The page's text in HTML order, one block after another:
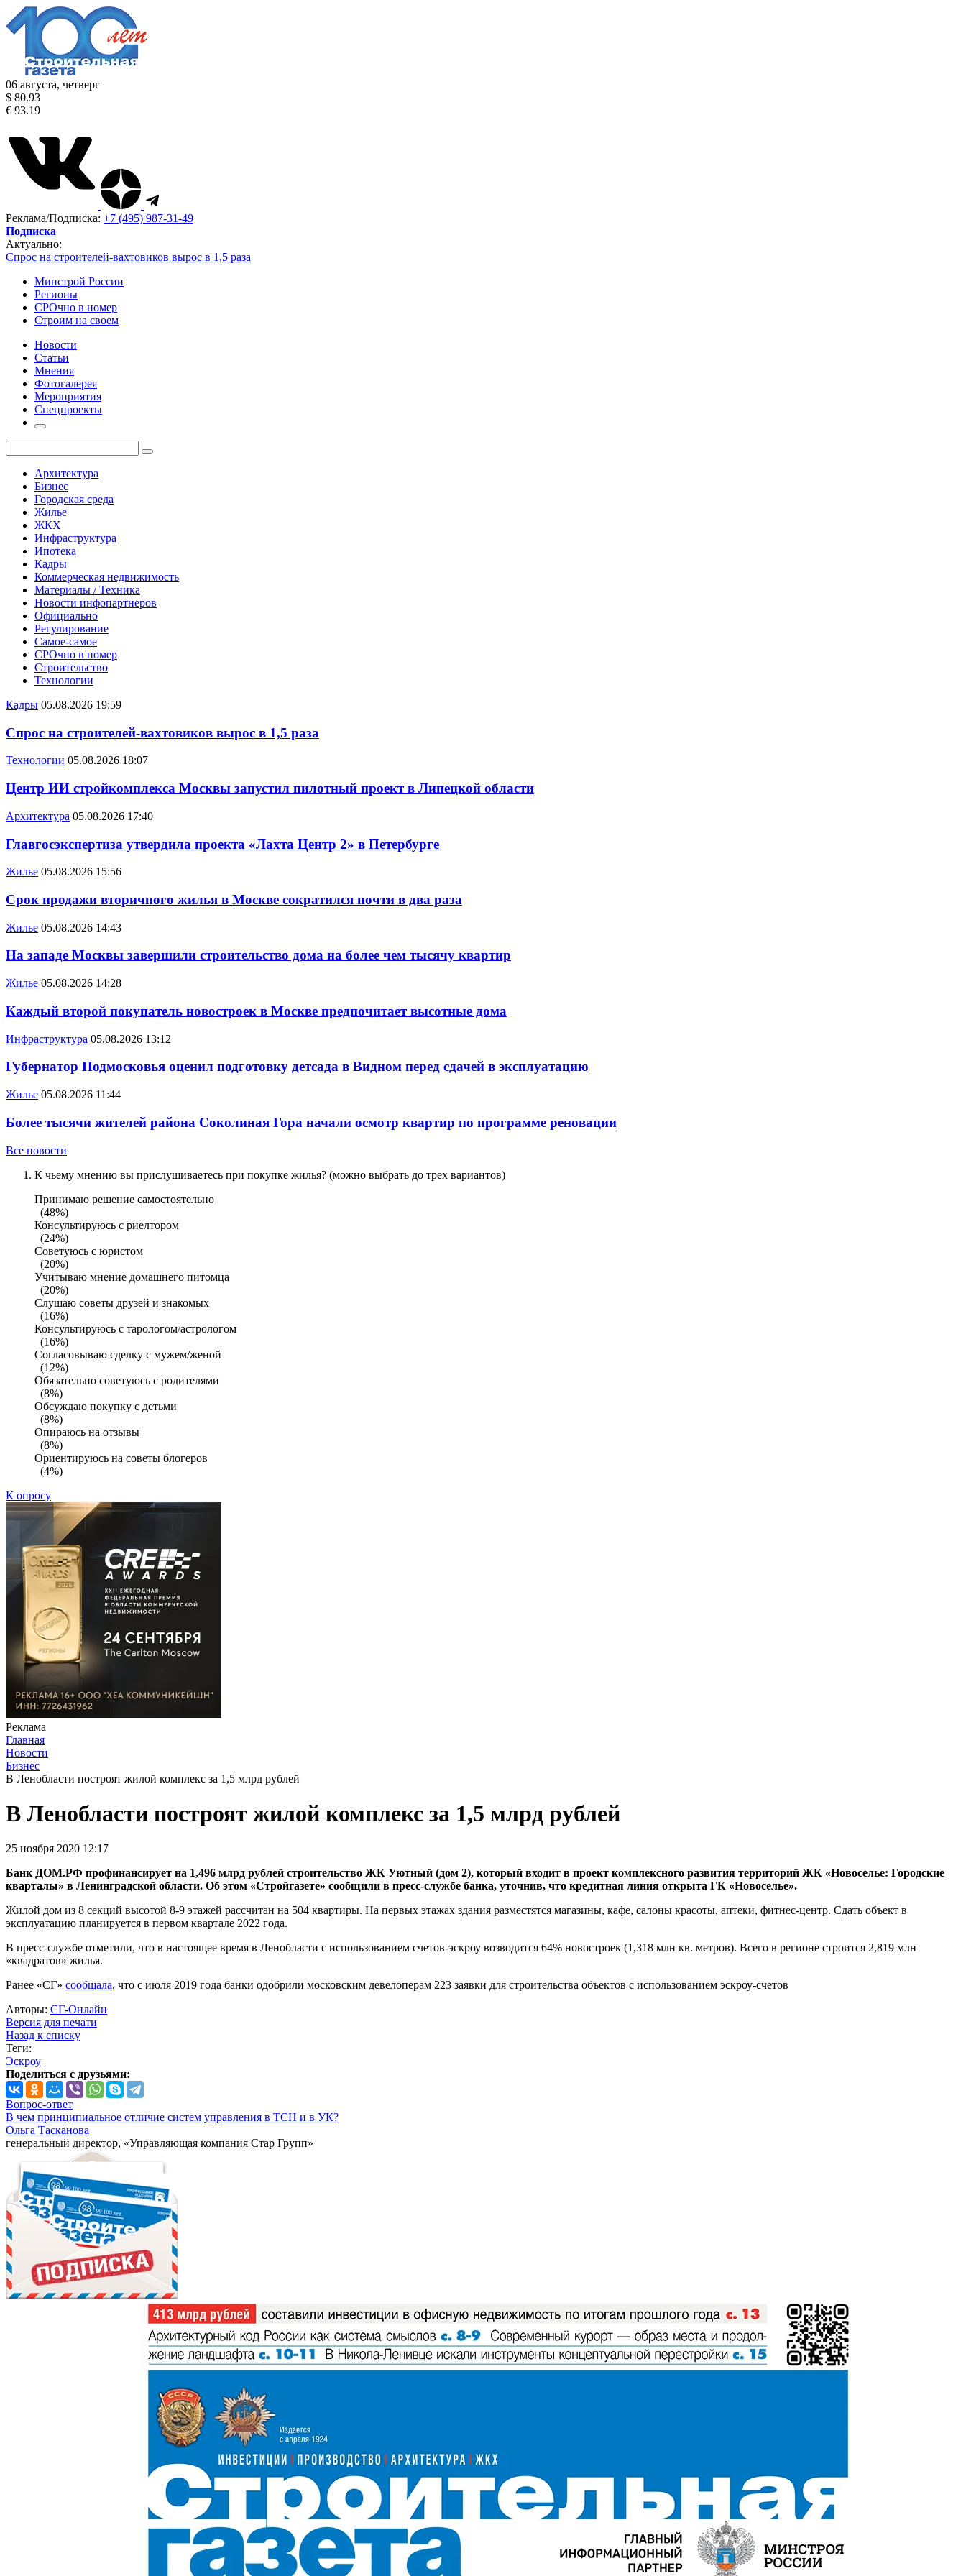
06 августа, четверг
$ 80.93
€ 93.19
Реклама/Подписка: +7 (495) 987-31-49
Подписка
Актуально:
Спрос на строителей-вахтовиков вырос в 1,5 раза
Минстрой России
Регионы
СРОчно в номер
Строим на своем
Новости
Статьи
Мнения
Фотогалерея
Мероприятия
Спецпроекты
Архитектура
Бизнес
Городская среда
Жилье
ЖКХ
Инфраструктура
Ипотека
Кадры
Коммерческая недвижимость
Материалы / Техника
Новости инфопартнеров
Официально
Регулирование
Самое-самое
СРОчно в номер
Строительство
Технологии
Кадры 05.08.2026 19:59
Спрос на строителей-вахтовиков вырос в 1,5 раза
Технологии 05.08.2026 18:07
Центр ИИ стройкомплекса Москвы запустил пилотный проект в Липецкой области
Архитектура 05.08.2026 17:40
Главгосэкспертиза утвердила проекта «Лахта Центр 2» в Петербурге
Жилье 05.08.2026 15:56
Срок продажи вторичного жилья в Москве сократился почти в два раза
Жилье 05.08.2026 14:43
На западе Москвы завершили строительство дома на более чем тысячу квартир
Жилье 05.08.2026 14:28
Каждый второй покупатель новостроек в Москве предпочитает высотные дома
Инфраструктура 05.08.2026 13:12
Губернатор Подмосковья оценил подготовку детсада в Видном перед сдачей в эксплуатацию
Жилье 05.08.2026 11:44
Более тысячи жителей района Соколиная Гора начали осмотр квартир по программе реновации
Все новости
К чьему мнению вы прислушиваетесь при покупке жилья? (можно выбрать до трех вариантов)
Принимаю решение самостоятельно
(48%)
Консультируюсь с риелтором
(24%)
Советуюсь с юристом
(20%)
Учитываю мнение домашнего питомца
(20%)
Слушаю советы друзей и знакомых
(16%)
Консультируюсь с тарологом/астрологом
(16%)
Согласовываю сделку с мужем/женой
(12%)
Обязательно советуюсь с родителями
(8%)
Обсуждаю покупку с детьми
(8%)
Опираюсь на отзывы
(8%)
Ориентируюсь на советы блогеров
(4%)
К опросу
Реклама
Главная
Новости
Бизнес
В Ленобласти построят жилой комплекс за 1,5 млрд рублей
В Ленобласти построят жилой комплекс за 1,5 млрд рублей
25 ноября 2020 12:17
Банк ДОМ.РФ профинансирует на 1,496 млрд рублей строительство ЖК Уютный (дом 2), который входит в проект комплексного развития территорий ЖК «Новоселье: Городские
кварталы» в Ленинградской области. Об этом «Стройгазете» сообщили в пресс-службе банка, уточнив, что кредитная линия открыта ГК «Новоселье».
Жилой дом из 8 секций высотой 8-9 этажей рассчитан на 504 квартиры. На первых этажах здания разместятся магазины, кафе, салоны красоты, аптеки, фитнес-центр. Сдать объект в
эксплуатацию планируется в первом квартале 2022 года.
В пресс-службе отметили, что в настоящее время в Ленобласти с использованием счетов-эскроу возводится 64% новостроек (1,318 млн кв. метров). Всего в регионе строится 2,819 млн
«квадратов» жилья.
Ранее «СГ» сообщала, что с июля 2019 года банки одобрили московским девелоперам 223 заявки для строительства объектов с использованием эскроу-счетов
Авторы: СГ-Онлайн
Версия для печати
Назад к списку
Теги:
Эскроу
Поделиться с друзьями:
Вопрос-ответ
В чем принципиальное отличие систем управления в ТСН и в УК?
Ольга Тасканова
генеральный директор, «Управляющая компания Стар Групп»